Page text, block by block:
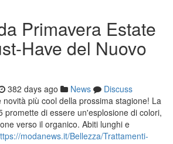
Primavera Estate
Have del Nuovo
382 days ago News
Discuss
più cool della prossima stagione! La
promette di essere un'esplosione di colori,
verso il organico. Abiti lunghi e
modanews.it/Bellezza/Trattamenti-